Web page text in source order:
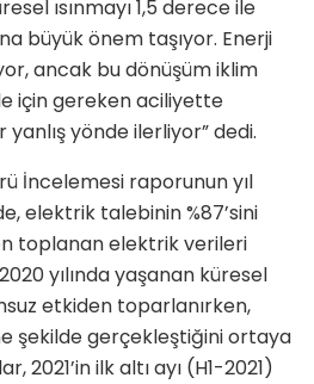
ısınmayı 1,5 derece ile
büyük önem taşıyor. Enerji
ancak bu dönüşüm iklim
için gereken aciliyette
yönde ilerliyor” dedi.
İncelemesi raporunun yıl
elektrik talebinin %87’sini
toplanan elektrik verileri
yılında yaşanan küresel
etkiden toparlanırken,
şekilde gerçekleştiğini ortaya
2021’in ilk altı ayı (H1-2021)